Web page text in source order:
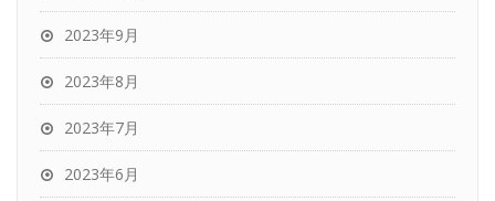
2023年9月
2023年8月
2023年7月
2023年6月